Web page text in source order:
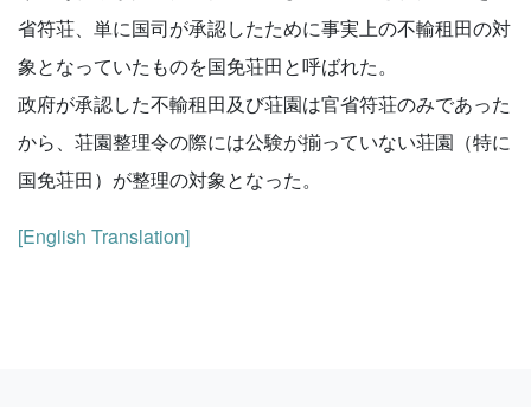
省符荘、単に国司が承認したために事実上の不輸租田の対
象となっていたものを国免荘田と呼ばれた。
政府が承認した不輸租田及び荘園は官省符荘のみであった
から、荘園整理令の際には公験が揃っていない荘園（特に
国免荘田）が整理の対象となった。
[English Translation]